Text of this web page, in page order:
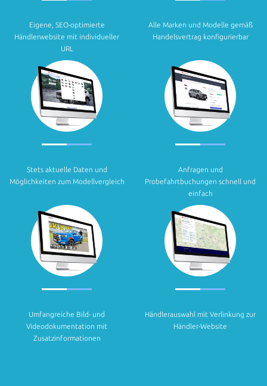
Eigene, SEO-optimierte
Händlerwebsite mit individueller
URL
Alle Marken und Modelle gemäß
Handelsvertrag konfigurierbar
Stets aktuelle Daten und
Möglichkeiten zum Modellvergleich
Anfragen und
Probefahrtbuchungen schnell und
einfach
Umfangreiche Bild- und
Videodokumentation mit
Zusatzinformationen
Händlerauswahl mit Verlinkung zur
Händler-Website